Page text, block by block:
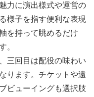
力に演出様式や運営の
様子を指す便利な表現
を持って眺めるだけ
。
三回目は配役の味わい
ります。チケットや遠
ビューイングも選択肢